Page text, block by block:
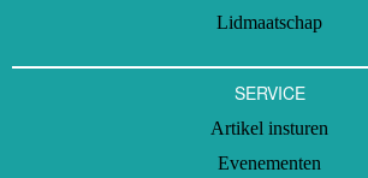
Lidmaatschap
SERVICE
Artikel insturen
Evenementen